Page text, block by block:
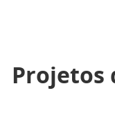
Projetos